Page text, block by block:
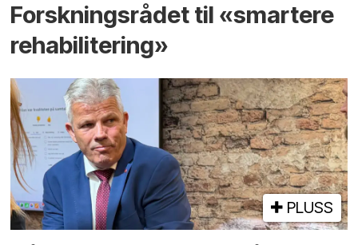
Forskningsrådet til «smartere
rehabilitering»
PLUSS